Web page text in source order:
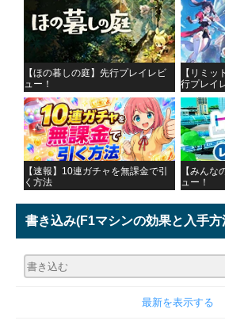
【ほの暮しの庭】先行プレイレビ
ュー！
【リミッ
行プレイ
【速報】10連ガチャを無課金で引
く方法
【みんな
ュー！
書き込み(F1マシンの効果と入手方
最新を表示する